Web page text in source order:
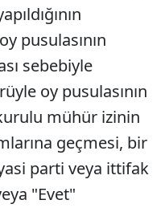
pusulasının
sebebiyle
oy pusulasının
mühür izinin
geçmesi, bir
parti veya ittifak
"Evet"